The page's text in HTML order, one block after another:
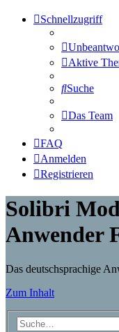
Schnellzugriff
Aktive
Suche
Das Team
FAQ
Anmelden
Registrieren
Solibri
Anwender
Das deutschsprachige
Zum Inhalt